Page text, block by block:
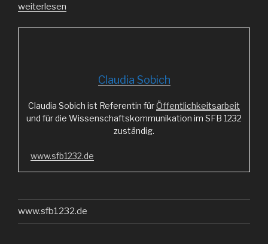
„Mit
weiterlesen
Claudia Sobich
Claudia Sobich ist Referentin fürÖffentlichkeitsarbeit
und für die Wissenschaftskommunikation im SFB 1232
zuständig.
www.sfb1232.de
www.sfb1232.de